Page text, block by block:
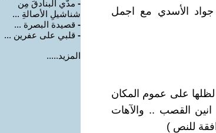
جواد الأسدي مع اجمل
على عموم المكان
القصب .. والآهات
للنص )
- مدّي البنادقَ مِن
شناشيلِ الأصالةِ ...
- قصيدة البصرة ...
- قلبي على عفرين ...
المزيد.....